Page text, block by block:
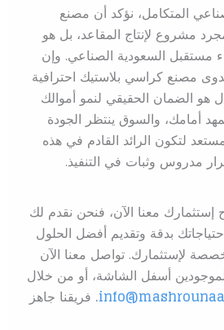
المتكامل، نؤكد أن مصنع
مشروع لإنتاج المقاعد، بل هو
مستقبل السعودية الصناعي. وإن
مصنع كراسي بلاستيك احترافية
هو الضمان الحقيقي لنمو أموالك
أمامك، والسوق ينتظر الجودة
لتكون الرائد القادم في هذه
مدروس وثبات في التنفيذ.
إستثمارك معنا الآن، فنحن نقدم لك
بدقة وتقديم أفضل الحلول
لإستثمارك. تواصل معنا الآن
أسفل الشاشة، أو من خلال
.فريقنا جاهز